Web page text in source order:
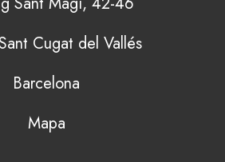
Cugat del Vallés
Barcelona
Mapa